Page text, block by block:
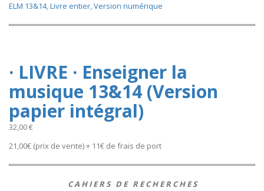
ELM 13&14,Livre entier,Version numérique
· LIVRE · Enseigner la
musique 13&14 (Version
papier intégral)
32,00 €
21,00€ (prix de vente) + 11€ de frais de port
C A H I E R S D E R E C H E R C H E S